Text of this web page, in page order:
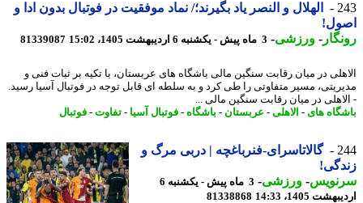
الهلال و النصر یاد بگیرند؛/ نماد موفقیت در فوتبال بدون ادا و
-ورزشی-3 ماه پیش - یکشنبه 6 اردیبهشت 1405، 15:02 81339087
در میان رقابت سنگین مالی باشگاه های عربستان، با تکیه بر ثبات فنی و
مسیر متفاوتی را طی کرد و به سلطه ای قابل توجه در فوتبال آسیا رسید.
در میان رقابت سنگین مالی ...
های -الاهلی-عربستان-باشگاه-فوتبال آسیا -تفاوت-فوتبال
گالاتاسرای-فنرباغچه | دربی مرگ و
-ورزشی-
3 ماه پیش - یکشنبه 6
1405، 14:33
81338868